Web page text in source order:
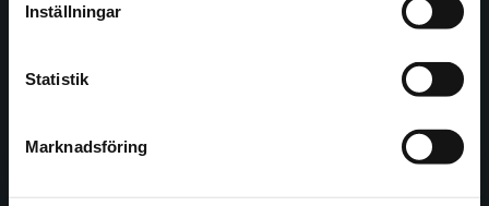
Inställningar
Statistik
Marknadsföring
Kontakta kundservice